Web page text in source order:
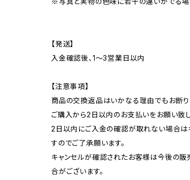
【発送】
入金確認後、1〜3営業日以内
【注意事項】
商品の交換返品はいかなる理由でもお断り
ご購入から2日以内のお支払いをお願い致し
2日以内にご入金の確認が取れない場合は
すのでご了承願います。
キャンセルが確認されたお客様は今後の販
合がございます。